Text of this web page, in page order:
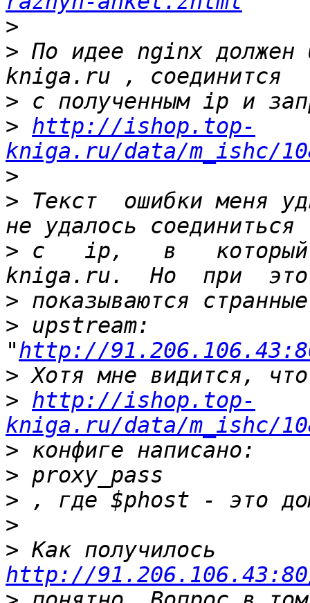
>
> По идее nginx должен
>
> http://ishop.top-
kniga.ru/data/m_ishc/
>
> Текст  ошибки меня
> с   ip,   в   который
>
> upstream:
"http://
>
> http://ishop.top-
kniga.ru/data/m_ishc/
>
>
>
>
>
http://